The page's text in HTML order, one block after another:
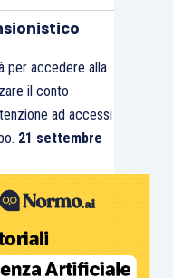
per accedere alla
il conto
ad accessi
21 settembre